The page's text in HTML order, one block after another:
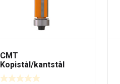
CMT
Kopistål/kantstål
19mm med kulelager